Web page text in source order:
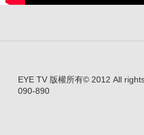
EYE TV 版權所有© 2012 All
090-890